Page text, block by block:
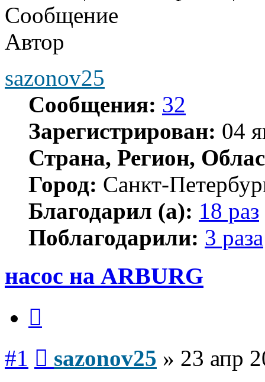
Сообщение
Автор
sazonov25
Сообщения: 32
Зарегистрирован: 04
Страна, Регион,
Город: Санкт-
Благодарил (а): 18 раз
Поблагодарили: 3 раза
насос на ARBURG
#1 sazonov25 » 23 апр